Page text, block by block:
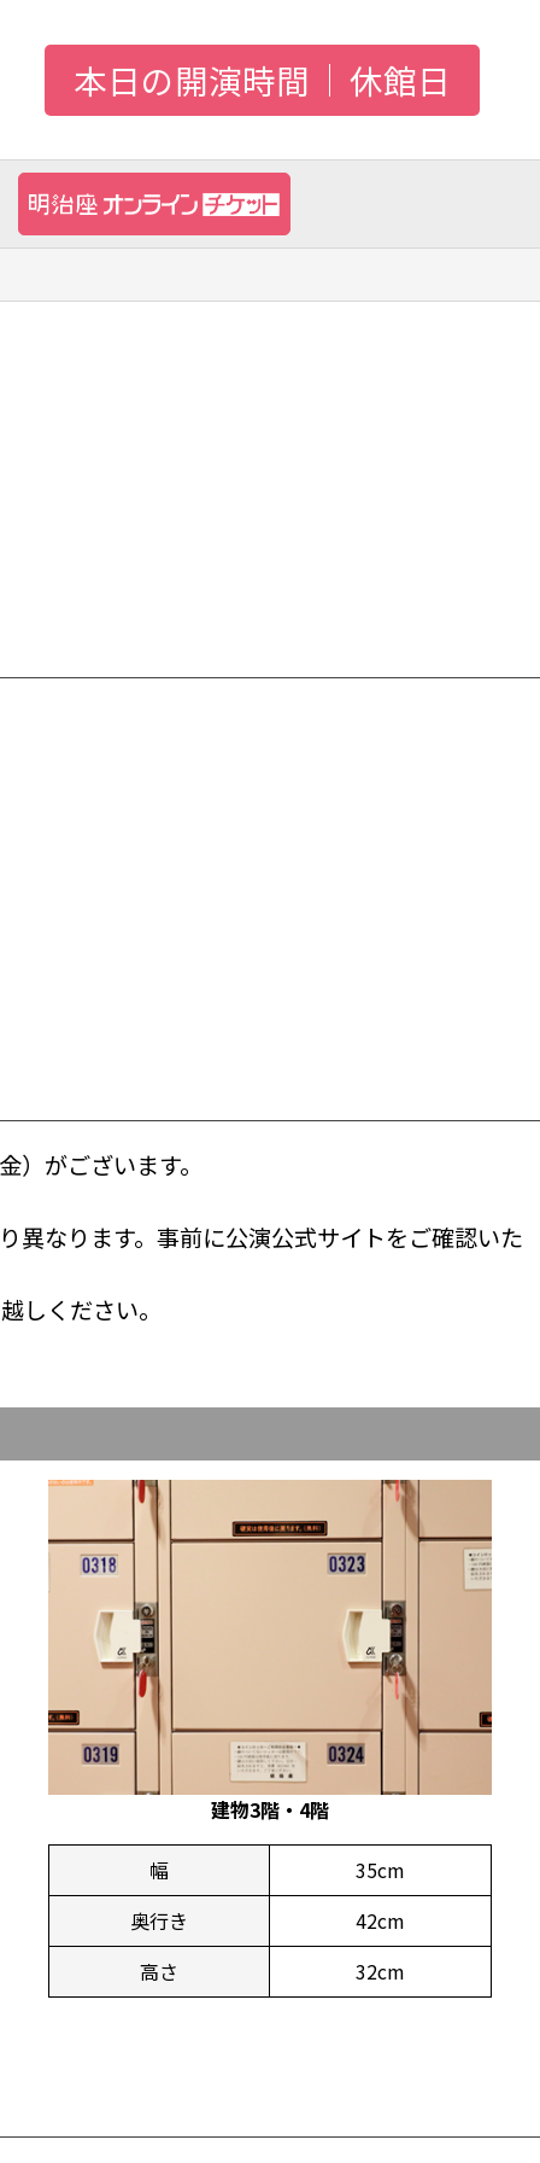
本日の開演時間 休館日
がございます。
なります。事前に公演公式サイトをご確認いた
しください。
建物3階・4階
幅
35cm
奥行き
42cm
高さ
32cm